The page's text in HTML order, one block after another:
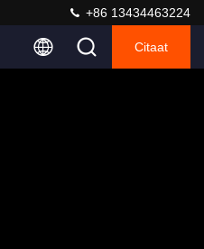
+86 13434463224
Citaat